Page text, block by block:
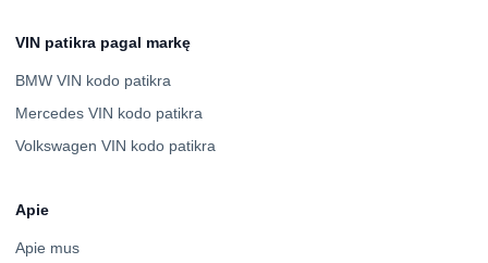
VIN patikra pagal markę
BMW VIN kodo patikra
Mercedes VIN kodo patikra
Volkswagen VIN kodo patikra
Apie
Apie mus